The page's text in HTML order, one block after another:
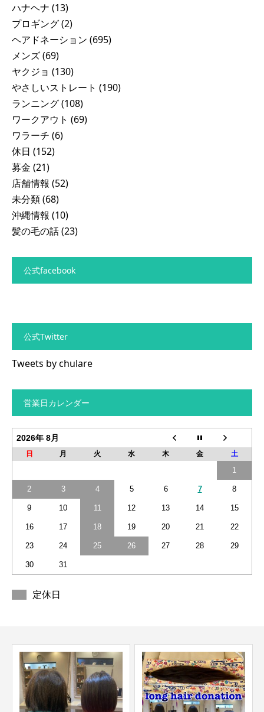
ハナヘナ (13)
プロギング(2)
ヘアドネーション (695)
メンズ(69)
ヤクジョ (130)
やさしいストレート (190)
ランニング(108)
ワークアウト (69)
ワラーチ (6)
休日 (152)
募金 (21)
店舗情報 (52)
未分類(68)
沖縄情報 (10)
髪の毛の話(23)
公式facebook
公式Twitter
Tweets by chulare
営業日カレンダー
2026年 8月
日 月 火 水 木 金 土
1
2 3 4 5 6 7 8
9 10 11 12 13 14 15
16 17 18 19 20 21 22
23 24 25 26 27 28 29
30 31
定休日